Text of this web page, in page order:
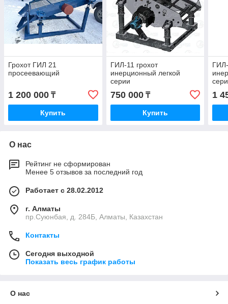
Грохот ГИЛ 21
просеевающий
1 200 000 ₸
Купить
ГИЛ-11 грохот
инерционный легкой
серии
750 000₸
Купить
1
О нас
Рейтинг не сформирован
Менее 5 отзывов за последний год
Работает с 28.02.2012
г. Алматы
пр.Суюнбая, д. 284Б, Алматы, Казахстан
Контакты
Сегодня выходной
Показать весь график работы
О нас